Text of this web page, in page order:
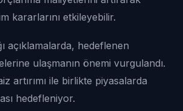
kararlarını etkileyebilir.
açıklamalarda, hedeflenen
ulaşmanın önemi vurgulandı.
artırımı ile birlikte piyasalarda
hedefleniyor.